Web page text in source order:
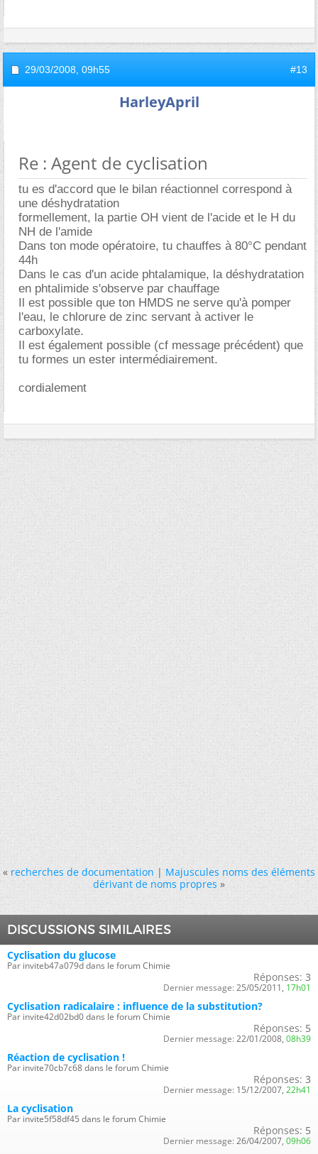
29/03/2008, 09h55 #13
HarleyApril
Re : Agent de cyclisation
tu es d'accord que le bilan réactionnel correspond à
une déshydratation
formellement, la partie OH vient de l'acide et le H du
NH de l'amide
Dans ton mode opératoire, tu chauffes à 80°C pendant
44h
Dans le cas d'un acide phtalamique, la déshydratation
en phtalimide s'observe par chauffage
Il est possible que ton HMDS ne serve qu'à pomper
l'eau, le chlorure de zinc servant à activer le
carboxylate.
Il est également possible (cf message précédent) que
tu formes un ester intermédiairement.
cordialement
« recherches de documentation|Majuscules noms des éléments
dérivant de noms propres »
DISCUSSIONS SIMILAIRES
Cyclisation du glucose
Par inviteb47a079d dans le forum Chimie
Réponses: 3
Dernier message: 25/05/2011, 17h01
Cyclisation radicalaire : influence de la substitution?
Par invite42d02bd0 dans le forum Chimie
Réponses: 5
Dernier message: 22/01/2008, 08h39
Réaction de cyclisation !
Par invite70cb7c68 dans le forum Chimie
Réponses: 3
Dernier message: 15/12/2007, 22h41
La cyclisation
Par invite5f58df45 dans le forum Chimie
Réponses: 5
Dernier message: 26/04/2007, 09h06